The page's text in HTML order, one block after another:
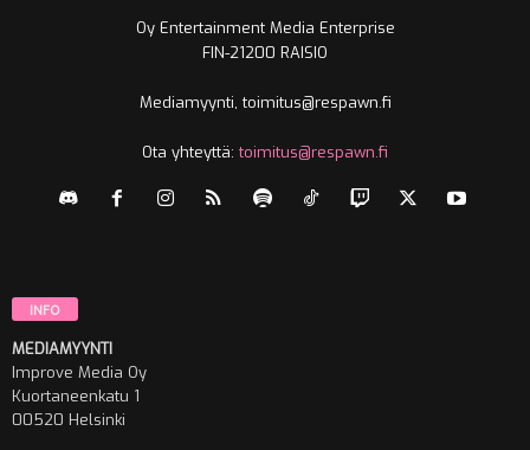
Oy Entertainment Media Enterprise
FIN-21200 RAISIO
Mediamyynti, toimitus@respawn.fi
Ota yhteyttä:toimitus@respawn.fi
INFO
MEDIAMYYNTI
Improve Media Oy
Kuortaneenkatu 1
00520 Helsinki